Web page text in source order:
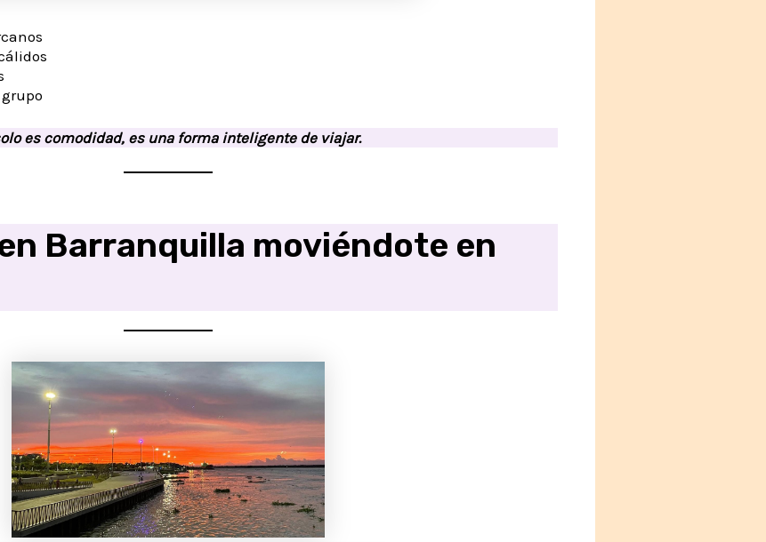
es comodidad, es una forma inteligente de viajar.
Barranquilla moviéndote en